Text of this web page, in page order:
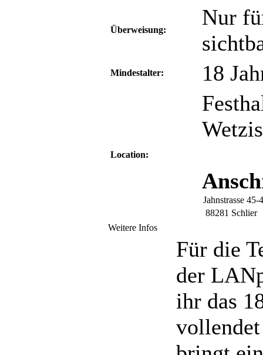
Überweisung:
Nur
Mindestalter: 18
Location:
Jahnstrasse 45-
88281 Schlier
Weitere Infos
Für die
der
ihr das